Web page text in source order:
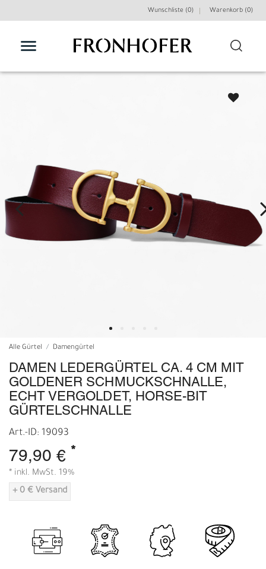
Wunschliste (0) Warenkorb (0)
Alle Gürtel Damengürtel
DAMEN LEDERGÜRTEL CA. 4 CM MIT
GOLDENER SCHMUCKSCHNALLE,
ECHT VERGOLDET, HORSE-BIT
GÜRTELSCHNALLE
Art.-ID: 19093
79,90 € *
* inkl. MwSt. 19%
+ 0 € Versand